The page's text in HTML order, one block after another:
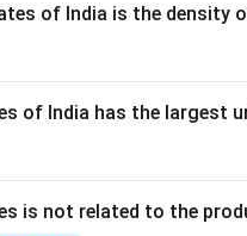
of India is the density
of India has the largest
is not related to the